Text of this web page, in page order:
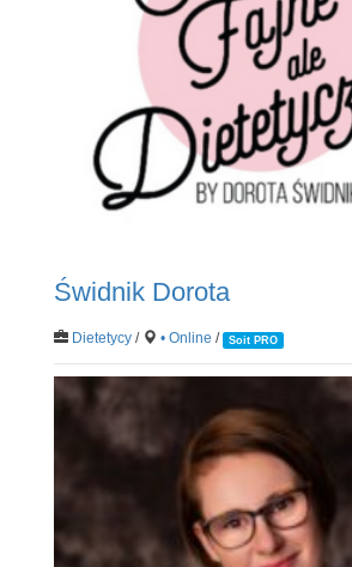
Świdnik Dorota
Dietetycy/ • Online / Soit PRO